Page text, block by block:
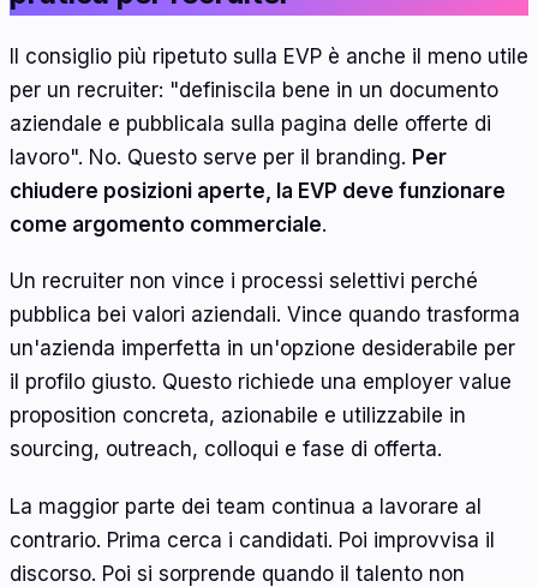
Il consiglio più ripetuto sulla EVP è anche il meno utile
per un recruiter: "definiscila bene in un documento
aziendale e pubblicala sulla pagina delle offerte di
lavoro". No. Questo serve per il branding. Per
chiudere posizioni aperte, la EVP deve funzionare
come argomento commerciale.
Un recruiter non vince i processi selettivi perché
pubblica bei valori aziendali. Vince quando trasforma
un'azienda imperfetta in un'opzione desiderabile per
il profilo giusto. Questo richiede una employer value
proposition concreta, azionabile e utilizzabile in
sourcing, outreach, colloqui e fase di offerta.
La maggior parte dei team continua a lavorare al
contrario. Prima cerca i candidati. Poi improvvisa il
discorso. Poi si sorprende quando il talento non